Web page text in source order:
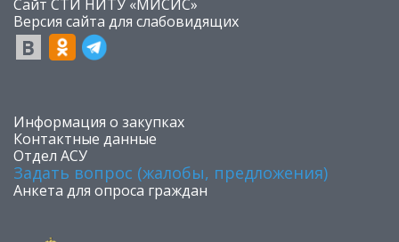
Сайт СТИ НИТУ «МИСИС»
​Версия сайта для слабовидящих
​Информация о закупках
Контактные данные
Отдел АСУ
Задать вопрос (жалобы, предложения)
Анкета для опроса граждан